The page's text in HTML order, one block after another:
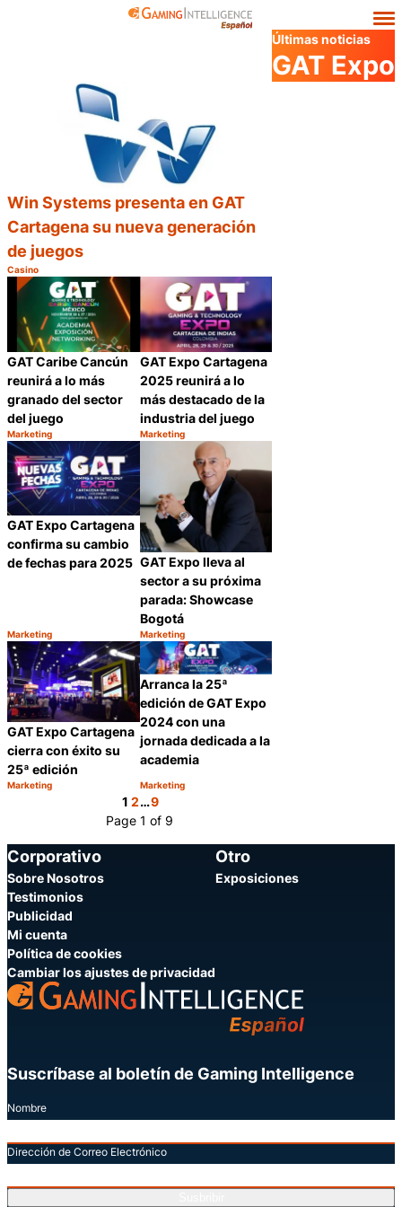
Últimas noticias
GAT Expo
Win Systems presenta en GAT
Cartagena su nueva generación
de juegos
Categoría:
Casino
GAT Caribe Cancún
reunirá a lo más
granado del sector
del juego
Categoría:
Marketing
Compartir
GAT Expo Cartagena
2025 reunirá a lo
más destacado de la
industria del juego
Categoría:
Marketing
GAT Expo Cartagena
confirma su cambio
de fechas para 2025
Categoría:
Marketing
Compartir
GAT Expo lleva al
sector a su próxima
parada: Showcase
Bogotá
Categoría:
Marketing
GAT Expo Cartagena
cierra con éxito su
25ª edición
Categoría:
Marketing
Compartir
Arranca la 25ª
edición de GAT Expo
2024 con una
jornada dedicada a la
academia
Categoría:
Marketing
1 2…9
Page 1 of 9
Corporativo
Sobre Nosotros
Testimonios
Publicidad
Mi cuenta
Política de cookies
Cambiar los ajustes de privacidad
Otro
Exposiciones
Suscríbase al boletín de Gaming Intelligence
Nombre
Dirección de Correo Electrónico